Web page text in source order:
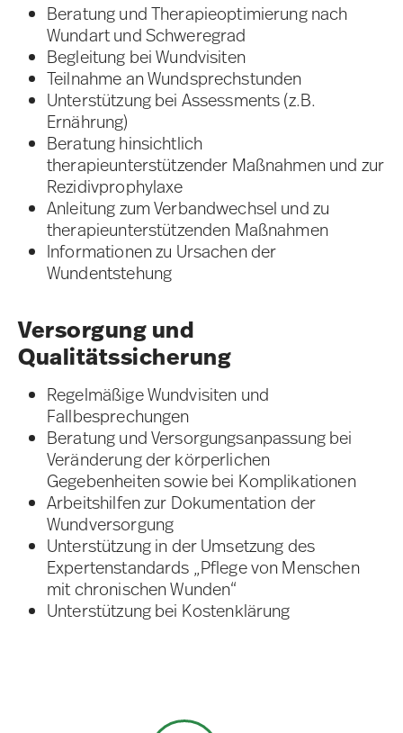
Beratung und Therapieoptimierung nach
Wundart und Schweregrad
Begleitung bei Wundvisiten
Teilnahme an Wundsprechstunden
Unterstützung bei Assessments (z.B.
Ernährung)
Beratung hinsichtlich
therapieunterstützender Maßnahmen und zur
Rezidivprophylaxe
Anleitung zum Verbandwechsel und zu
therapieunterstützenden Maßnahmen
Informationen zu Ursachen der
Wundentstehung
Versorgung und
Qualitätssicherung
Regelmäßige Wundvisiten und
Fallbesprechungen
Beratung und Versorgungsanpassung bei
Veränderung der körperlichen
Gegebenheiten sowie bei Komplikationen
Arbeitshilfen zur Dokumentation der
Wundversorgung
Unterstützung in der Umsetzung des
Expertenstandards „Pflege von Menschen
mit chronischen Wunden“
Unterstützung bei Kostenklärung